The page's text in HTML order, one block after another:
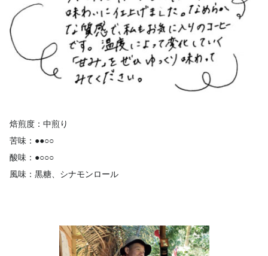
焙煎度：中煎り
苦味：●●○○
酸味：●○○○
風味：黒糖、シナモンロール